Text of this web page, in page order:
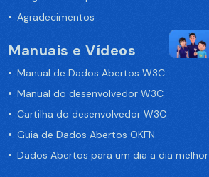
Agradecimentos
Manuais e Vídeos
Manual de Dados Abertos W3C
Manual do desenvolvedor W3C
Cartilha do desenvolvedor W3C
Guia de Dados Abertos OKFN
Dados Abertos para um dia a dia melhor